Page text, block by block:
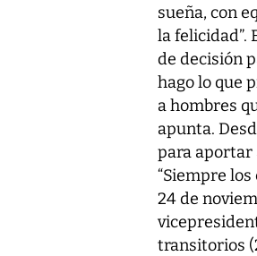
sueña, con
la felicidad”.
de decisión
hago lo que
a hombres
apunta.
para aportar
“Siempre
24 de
transitorios